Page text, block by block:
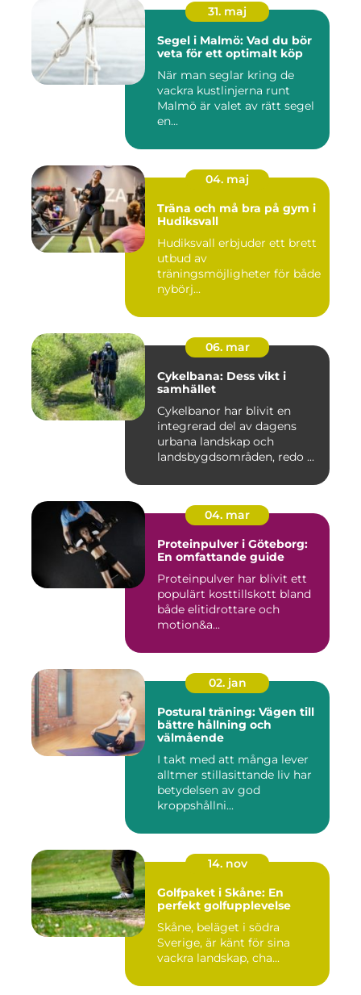
31. maj
Segel i Malmö: Vad du bör
veta för ett optimalt köp
När man seglar kring de
vackra kustlinjerna runt
Malmö är valet av rätt segel
en...
04. maj
Träna och må bra på gym i
Hudiksvall
Hudiksvall erbjuder ett brett
utbud av
träningsmöjligheter för både
nybörj...
06. mar
Cykelbana: Dess vikt i
samhället
Cykelbanor har blivit en
integrerad del av dagens
urbana landskap och
landsbygdsområden, redo ...
04. mar
Proteinpulver i Göteborg:
En omfattande guide
Proteinpulver har blivit ett
populärt kosttillskott bland
både elitidrottare och
motion&a...
02. jan
Postural träning: Vägen till
bättre hållning och
välmående
I takt med att många lever
alltmer stillasittande liv har
betydelsen av god
kroppshållni...
14. nov
Golfpaket i Skåne: En
perfekt golfupplevelse
Skåne, beläget i södra
Sverige, är känt för sina
vackra landskap, cha...